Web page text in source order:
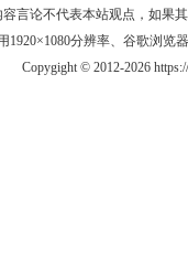
言论不代表本站观点，如果
1920×1080分辨率、谷歌浏览
Copygight © 2012-2026